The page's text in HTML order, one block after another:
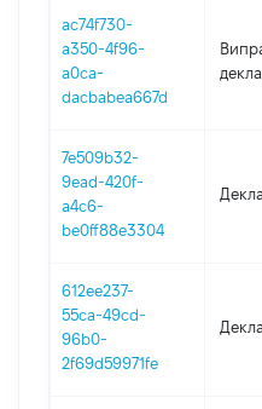
ac74f730-
a350-4f96-
a0ca-
dacbabea667d
7e509b32-
9ead-420f-
a4c6-
be0ff88e3304
612ee237-
55ca-49cd-
96b0-
2f69d59971fe